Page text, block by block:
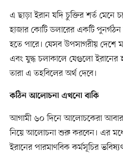
এ ছাড়া ইরান যদি চুক্তির শর্ত
হাজার কোটি ডলারের একটি
হতে পারে। যেসব উপসাগরীয় দেশে
এবং যুদ্ধ চলাকালে যেগুলো ইরানের
তারা এ তহবিলের অর্থ দেবে।
কঠিন আলোচনা এখনো বাকি
আগামী ৬০ দিনে আলোচকেরা
নিয়ে আলোচনা শুরু করবেন। এর
ইরানের পারমাণবিক কর্মসূচির